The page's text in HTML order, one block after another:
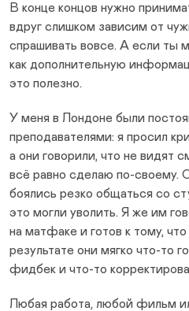
В конце концов нужно
вдруг слишком зависим от
спрашивать вовсе. А если ты
как дополнительную
это полезно.
У меня в Лондоне были
преподавателями: я просил
а они говорили, что не видят
всё равно сделаю по-своему.
боялись резко общаться со
это могли уволить. Я же им
на матфаке и готов к тому,
результате они мягко что-то
фидбек и что-то
Любая работа, любой фильм